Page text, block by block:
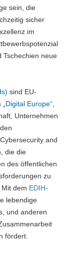
sein, die
sicher
im
Tschechien neue
sind EU-
Digital Europe“
Unternehmen
and
die die
des öffentlichen
zu
dem EDIH-
lebendige
und anderen
fördert.